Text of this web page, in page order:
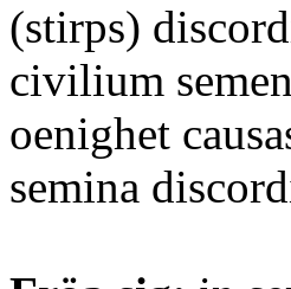
(stirps)
civilium
oenighet
semina